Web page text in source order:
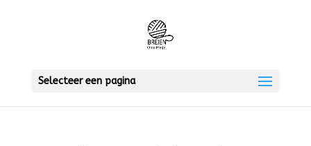
Selecteer een pagina